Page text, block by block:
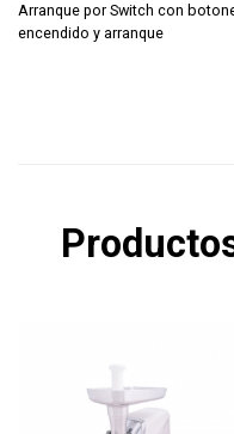
Arranque por Switch con
encendido y arranque